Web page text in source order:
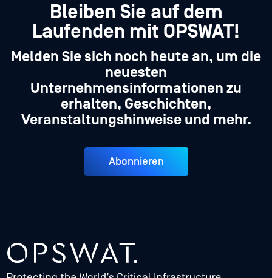
Bleiben Sie auf dem
Laufenden mit OPSWAT!
Melden Sie sich noch heute an, um die
neuesten
Unternehmensinformationen zu
erhalten, Geschichten,
Veranstaltungshinweise und mehr.
Abonnieren